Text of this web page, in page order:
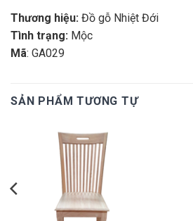
Thương hiệu: Đồ gỗ Nhiệt Đới
Tình trạng: Mộc
Mã: GA029
SẢN PHẨM TƯƠNG TỰ